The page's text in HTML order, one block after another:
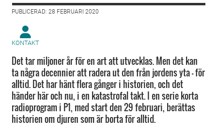
PUBLICERAD: 28 FEBRUARI 2020
KONTAKT
Det tar miljoner år för en art att utvecklas. Men det kan
ta några decennier att radera ut den från jordens yta – för
alltid. Det har hänt flera gånger i historien, och det
händer här och nu, i en katastrofal takt. I en serie korta
radioprogram i P1, med start den 29 februari, berättas
historien om djuren som är borta för alltid.